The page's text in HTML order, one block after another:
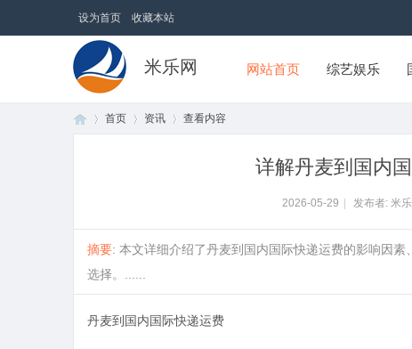
设为首页 收藏本站
米乐网 网站首页 综艺娱乐
首页 资讯 查看内容
详解丹麦到国内
2026-05-29 发布者: 米
摘要: 本文详细介绍了丹麦到国内国际快递运费的影响因
选择。......
丹麦到国内国际快递运费